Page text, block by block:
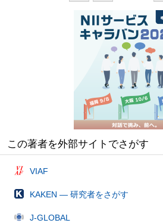
この著者を外部サイトでさがす
VIAF
KAKEN — 研究者をさがす
J-GLOBAL